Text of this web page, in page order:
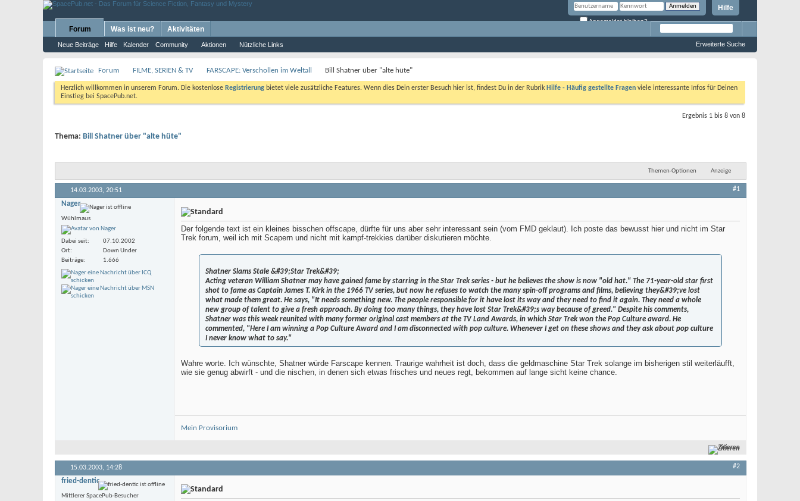
Hilfe
Angemeldet bleiben?
Forum
Neue Beiträge Hilfe Kalender Community Aktionen Nützliche Links
Was ist neu? Aktivitäten
Erweiterte Suche
Forum FILME, SERIEN & TV FARSCAPE: Verschollen im Weltall Bill Shatner über "alte hüte"
Herzlich willkommen in unserem Forum. Die kostenlose Registrierung bietet viele zusätzliche Features. Wenn dies Dein erster Besuch hier ist, findest Du in der Rubrik Hilfe - Häufig gestellte Fragen viele interessante Infos für Deinen
Einstieg bei SpacePub.net.
Ergebnis 1 bis 8 von 8
Thema: Bill Shatner über "alte hüte"
Themen-Optionen Anzeige
14.03.2003, 20:51 #1
Nager
Wühlmaus
Dabei seit
07.10.2002
Ort
Down Under
Beiträge
1.666
Der folgende text ist ein kleines bisschen offscape, dürfte für uns aber sehr interessant sein (vom FMD geklaut). Ich poste das bewusst hier und nicht im Star
Trek forum, weil ich mit Scapern und nicht mit kampf-trekkies darüber diskutieren möchte.
Shatner Slams Stale &#39;Star Trek&#39;
Acting veteran William Shatner may have gained fame by starring in the Star Trek series - but he believes the show is now "old hat." The 71-year-old star first
shot to fame as Captain James T. Kirk in the 1966 TV series, but now he refuses to watch the many spin-off programs and films, believing they&#39;ve lost
what made them great. He says, "It needs something new. The people responsible for it have lost its way and they need to find it again. They need a whole
new group of talent to give a fresh approach. By doing too many things, they have lost Star Trek&#39;s way because of greed." Despite his comments,
Shatner was this week reunited with many former original cast members at the TV Land Awards, in which Star Trek won the Pop Culture award. He
commented, "Here I am winning a Pop Culture Award and I am disconnected with pop culture. Whenever I get on these shows and they ask about pop culture
I never know what to say."
Wahre worte. Ich wünschte, Shatner würde Farscape kennen. Traurige wahrheit ist doch, dass die geldmaschine Star Trek solange im bisherigen stil weiterläufft,
wie sie genug abwirft - und die nischen, in denen sich etwas frisches und neues regt, bekommen auf lange sicht keine chance.
Mein Provisorium
Zitieren
15.03.2003, 14:28 #2
fried-dentic
Mittlerer SpacePub-Besucher